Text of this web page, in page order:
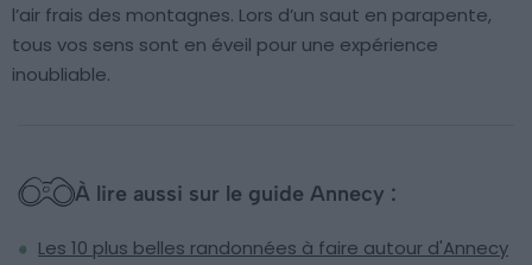
l’air frais des montagnes. Lors d’un saut en parapente,
tous vos sens sont en éveil pour une expérience
inoubliable.
À lire aussi sur le guide Annecy :
Les 10 plus belles randonnées à faire autour d'Annecy